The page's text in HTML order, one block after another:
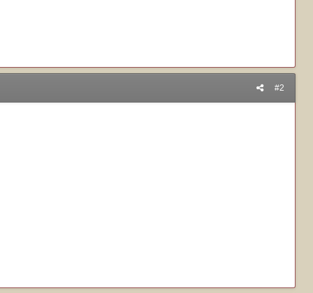
#2